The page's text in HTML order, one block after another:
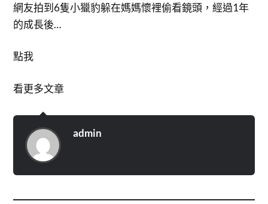
網友拍到6隻小獵豹躲在媽媽懷裡偷看鏡頭，經過1年
的成長後…
點我
看更多文章
admin